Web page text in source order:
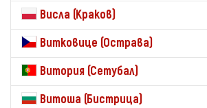
Висла (Краков)
Витковице (Острава)
Витория (Сетубал)
Витоша (Бистрица)